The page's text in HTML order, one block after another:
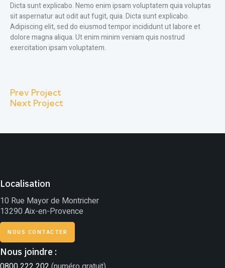
Dicta sunt explicabo. Nemo enim ipsam voluptatem quia voluptas
sit aspernatur aut odit aut fugit, quia. Dicta sunt explicabo.
Adipiscing elit, sed do eiusmod tempor incididunt ut labore et
dolore magna aliqua. Ut enim minim veniam quis nostrud
exercitation ipsam voluptatem.
Prev Project
Next Project
Localisation
10 Rue Mayor de Montricher
13290 Aix-en-Provence
NOUS CONTACTER
Nous joindre :